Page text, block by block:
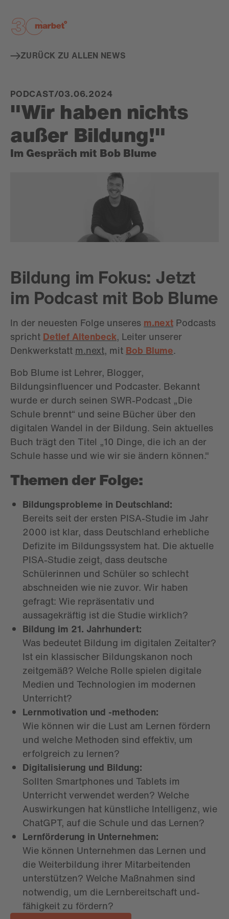
ZURÜCK ZU ALLEN NEWS
PODCAST/03.06.2024
"Wir haben nichts
außer Bildung!"
Im Gespräch mit Bob Blume
Bildung im Fokus: Jetzt
im Podcast mit Bob Blume
In der neuesten Folge unseres m.next Podcasts
spricht Detlef Altenbeck, Leiter unserer
Denkwerkstatt m.next, mit Bob Blume.
Bob Blume ist Lehrer, Blogger,
Bildungsinfluencer und Podcaster. Bekannt
wurde er durch seinen SWR-Podcast „Die
Schule brennt“ und seine Bücher über den
digitalen Wandel in der Bildung. Sein aktuelles
Buch trägt den Titel „10 Dinge, die ich an der
Schule hasse und wie wir sie ändern können."
Themen der Folge:
Bildungsprobleme in Deutschland:
Bereits seit der ersten PISA-Studie im Jahr
2000 ist klar, dass Deutschland erhebliche
Defizite im Bildungssystem hat. Die aktuelle
PISA-Studie zeigt, dass deutsche
Schülerinnen und Schüler so schlecht
abschneiden wie nie zuvor. Wir haben
gefragt: Wie repräsentativ und
aussagekräftig ist die Studie wirklich?
Bildung im 21. Jahrhundert:
Was bedeutet Bildung im digitalen Zeitalter?
Ist ein klassischer Bildungskanon noch
zeitgemäß? Welche Rolle spielen digitale
Medien und Technologien im modernen
Unterricht?
Lernmotivation und -methoden:
Wie können wir die Lust am Lernen fördern
und welche Methoden sind effektiv, um
erfolgreich zu lernen?
Digitalisierung und Bildung:
Sollten Smartphones und Tablets im
Unterricht verwendet werden? Welche
Auswirkungen hat künstliche Intelligenz, wie
ChatGPT, auf die Schule und das Lernen?
Lernförderung in Unternehmen:
Wie können Unternehmen das Lernen und
die Weiterbildung ihrer Mitarbeitenden
unterstützen? Welche Maßnahmen sind
notwendig, um die Lernbereitschaft und-
fähigkeit zu fördern?